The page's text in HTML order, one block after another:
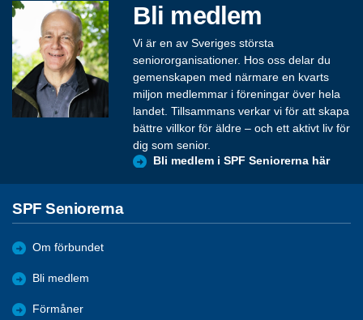
Bli medlem
Vi är en av Sveriges största
seniororganisationer. Hos oss delar du
gemenskapen med närmare en kvarts
miljon medlemmar i föreningar över hela
landet. Tillsammans verkar vi för att skapa
bättre villkor för äldre – och ett aktivt liv för
dig som senior.
Bli medlem i SPF Seniorerna här
SPF Seniorerna
Om förbundet
Bli medlem
Förmåner